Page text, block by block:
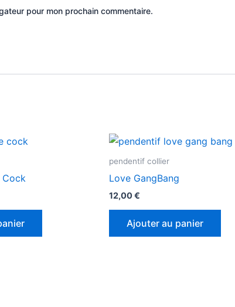
pour mon prochain commentaire.
Cock
pendentif collier
Love GangBang
12,00€
Ajouter au panier